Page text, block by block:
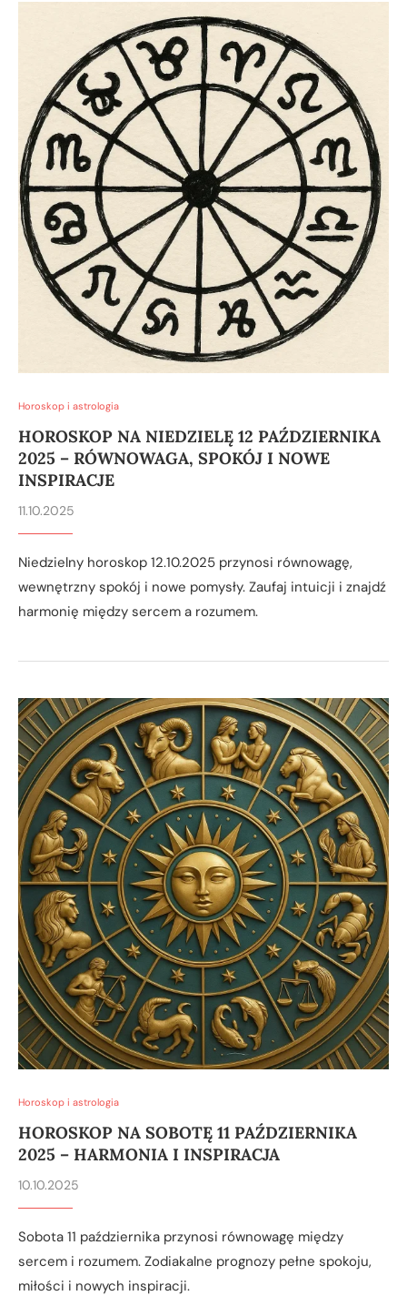
Horoskop i astrologia
HOROSKOP NA NIEDZIELĘ 12 PAŹDZIERNIKA
2025 – RÓWNOWAGA, SPOKÓJ I NOWE
INSPIRACJE
11.10.2025
Niedzielny horoskop 12.10.2025 przynosi równowagę,
wewnętrzny spokój i nowe pomysły. Zaufaj intuicji i znajdź
harmonię między sercem a rozumem.
Horoskop i astrologia
HOROSKOP NA SOBOTĘ 11 PAŹDZIERNIKA
2025 – HARMONIA I INSPIRACJA
10.10.2025
Sobota 11 października przynosi równowagę między
sercem i rozumem. Zodiakalne prognozy pełne spokoju,
miłości i nowych inspiracji.